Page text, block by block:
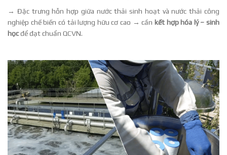
→ Đặc trưng hỗn hợp giữa nước thải sinh hoạt và nước thải công
nghiệp chế biến có tải lượng hữu cơ cao → cần kết hợp hóa lý – sinh
họcđể đạt chuẩn QCVN.